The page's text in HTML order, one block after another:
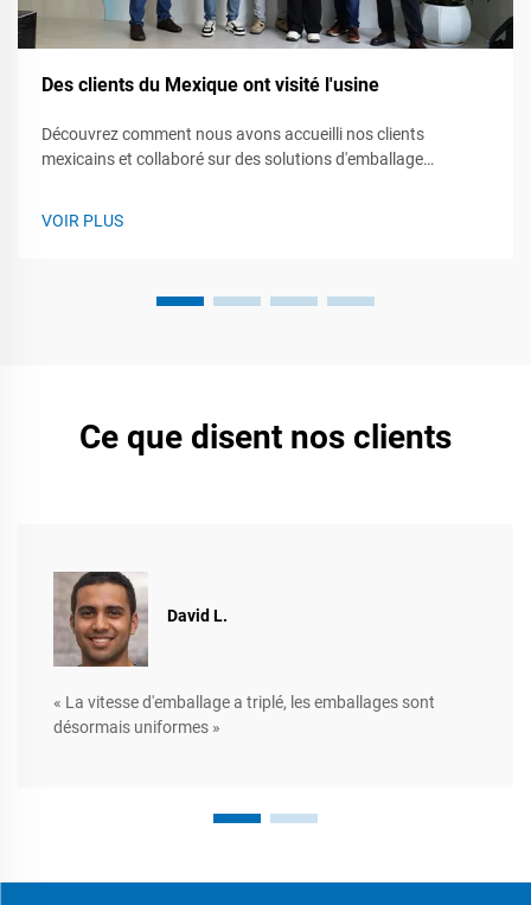
Des clients du Mexique ont visité l'usine
Découvrez comment nous avons accueilli nos clients
mexicains et collaboré sur des solutions d'emballage
VOIR PLUS
Ce que disent nos clients
David L.
« La vitesse d'emballage a triplé, les emballages sont
désormais uniformes »